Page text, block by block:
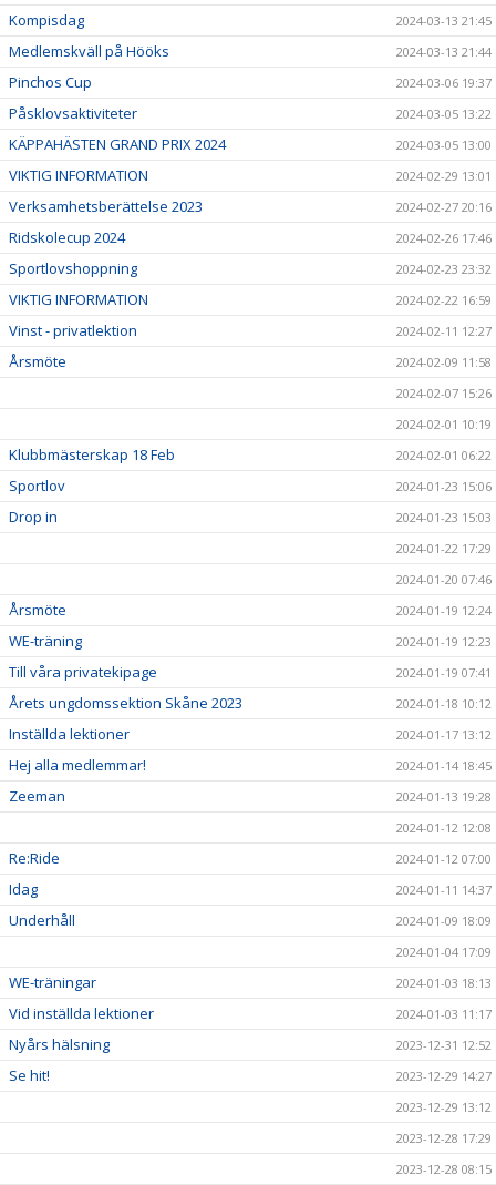
Kompisdag 2024-03-13 21:45
Medlemskväll på Hööks 2024-03-13 21:44
Pinchos Cup 2024-03-06 19:37
Påsklovsaktiviteter 2024-03-05 13:22
KÄPPAHÄSTEN GRAND PRIX 2024 2024-03-05 13:00
VIKTIG INFORMATION 2024-02-29 13:01
Verksamhetsberättelse 2023 2024-02-27 20:16
Ridskolecup 2024 2024-02-26 17:46
Sportlovshoppning 2024-02-23 23:32
VIKTIG INFORMATION 2024-02-22 16:59
Vinst - privatlektion 2024-02-11 12:27
Årsmöte
2024-02-09 11:58
2024-02-07 15:26
2024-02-01 10:19
Klubbmästerskap 18 Feb 2024-02-01 06:22
Sportlov 2024-01-23 15:06
Drop in
2024-01-23 15:03
2024-01-22 17:29
2024-01-20 07:46
Årsmöte 2024-01-19 12:24
WE-träning 2024-01-19 12:23
Till våra privatekipage 2024-01-19 07:41
Årets ungdomssektion Skåne 2023 2024-01-18 10:12
Inställda lektioner 2024-01-17 13:12
Hej alla medlemmar! 2024-01-14 18:45
Zeeman
2024-01-13 19:28
2024-01-12 12:08
Re:Ride 2024-01-12 07:00
Idag 2024-01-11 14:37
Underhåll
2024-01-09 18:09
2024-01-04 17:09
WE-träningar 2024-01-03 18:13
Vid inställda lektioner 2024-01-03 11:17
Nyårs hälsning 2023-12-31 12:52
Se hit!
2023-12-29 14:27
2023-12-29 13:12
2023-12-28 17:29
2023-12-28 08:15